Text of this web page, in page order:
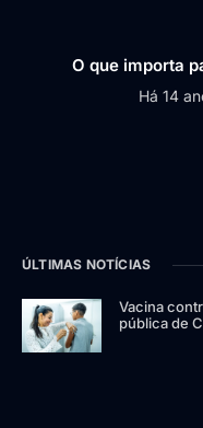
O que importa
Há 14
ÚLTIMAS NOTÍCIAS
Vacina
pública de